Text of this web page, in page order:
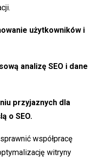
użytkowników i
analizę SEO i dane
przyjaznych dla
o SEO.
współpracę
witryny